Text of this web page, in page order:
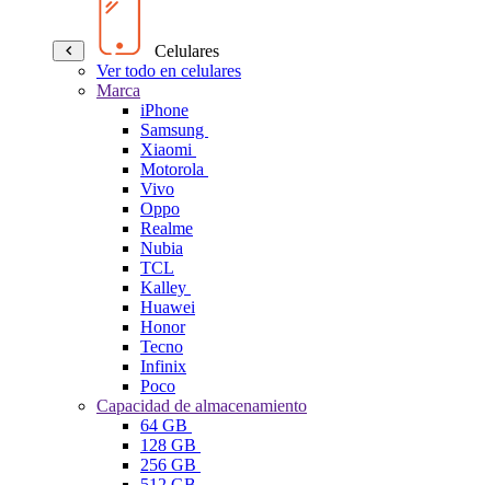
Celulares
Ver todo en celulares
Marca
iPhone
Samsung
Xiaomi
Motorola
Vivo
Oppo
Realme
Nubia
TCL
Kalley
Huawei
Honor
Tecno
Infinix
Poco
Capacidad de almacenamiento
64 GB
128 GB
256 GB